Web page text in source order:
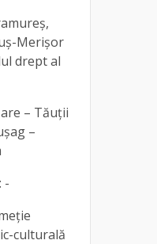
Merișor
drept al
– Tăuții
–
: -
culturală